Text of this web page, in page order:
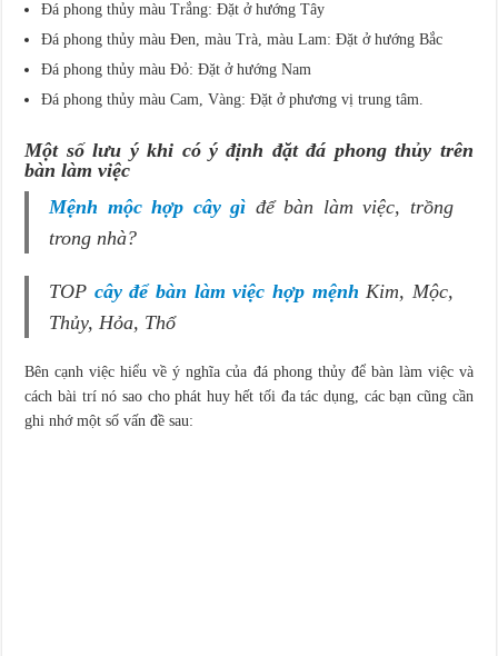
Đá phong thủy màu Trắng: Đặt ở hướng Tây
Đá phong thủy màu Đen, màu Trà, màu Lam: Đặt ở hướng Bắc
Đá phong thủy màu Đỏ: Đặt ở hướng Nam
Đá phong thủy màu Cam, Vàng: Đặt ở phương vị trung tâm.
Một số lưu ý khi có ý định đặt đá phong thủy trên
bàn làm việc
Mệnh mộc hợp cây gì để bàn làm việc, trồng
trong nhà?
TOP cây để bàn làm việc hợp mệnh Kim, Mộc,
Thủy, Hỏa, Thổ
Bên cạnh việc hiểu về ý nghĩa của đá phong thủy để bàn làm việc và
cách bài trí nó sao cho phát huy hết tối đa tác dụng, các bạn cũng cần
ghi nhớ một số vấn đề sau: